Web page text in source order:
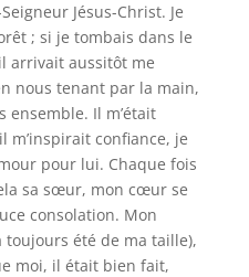
Jésus-Christ. Je
; si je tombais dans le
arrivait aussitôt me
nous tenant par la main,
ensemble. Il m’était
m’inspirait confiance, je
pour lui. Chaque fois
sa sœur, mon cœur se
consolation. Mon
toujours été de ma taille),
moi, il était bien fait,